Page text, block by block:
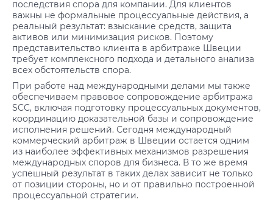
последствия спора для компании. Для клиентов
важны не формальные процессуальные действия, а
реальный результат: взыскание средств, защита
активов или минимизация рисков. Поэтому
представительство клиента в арбитраже Швеции
требует комплексного подхода и детального анализа
всех обстоятельств спора.
При работе над международными делами мы также
обеспечиваем правовое сопровождение арбитража
SCC, включая подготовку процессуальных документов,
координацию доказательной базы и сопровождение
исполнения решений. Сегодня международный
коммерческий арбитраж в Швеции остается одним
из наиболее эффективных механизмов разрешения
международных споров для бизнеса. В то же время
успешный результат в таких делах зависит не только
от позиции стороны, но и от правильно построенной
процессуальной стратегии.